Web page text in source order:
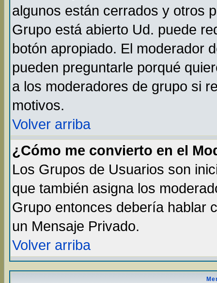
algunos están cerrados y otros
Grupo está abierto Ud. puede
botón apropiado. El moderador
pueden preguntarle porqué
a los moderadores de grupo si
motivos.
Volver arriba
¿Cómo me convierto en el
Los Grupos de Usuarios son
que también asigna los
Grupo entonces debería hablar
un Mensaje Privado.
Volver arriba